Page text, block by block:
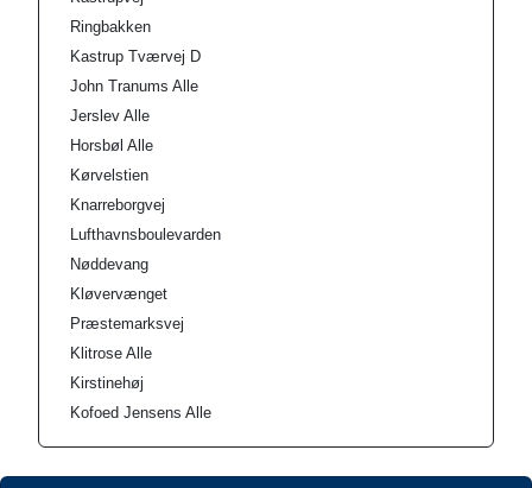
Ringbakken
Kastrup Tværvej D
John Tranums Alle
Jerslev Alle
Horsbøl Alle
Kørvelstien
Knarreborgvej
Lufthavnsboulevarden
Nøddevang
Kløvervænget
Præstemarksvej
Klitrose Alle
Kirstinehøj
Kofoed Jensens Alle